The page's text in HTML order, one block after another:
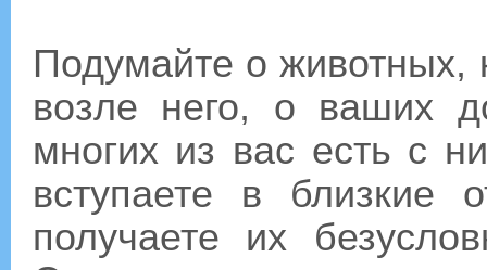
Подумайте о животных,
возле него, о ваших
многих из вас есть с
вступаете в близкие
получаете их